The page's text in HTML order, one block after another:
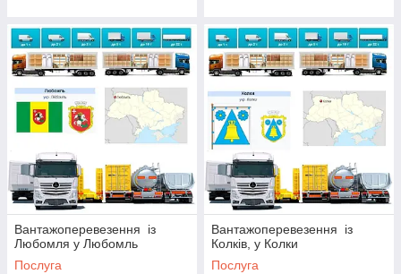
Вантажоперевезення із
Любомля у Любомль
Послуга
Вантажоперевезення із
Колків, у Колки
Послуга